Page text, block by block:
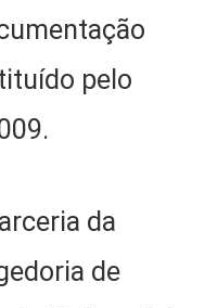
pelo
da
de